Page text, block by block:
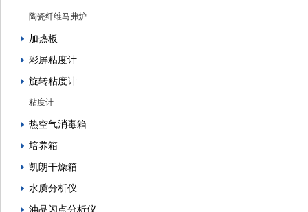
陶瓷纤维马弗炉
加热板
彩屏粘度计
旋转粘度计
粘度计
热空气消毒箱
培养箱
凯朗干燥箱
水质分析仪
油品闪点分析仪